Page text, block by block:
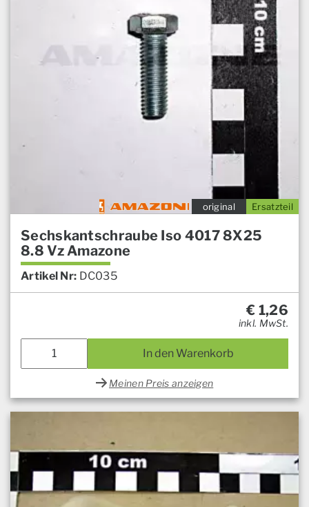
Ersatzteil
original
Sechskantschraube Iso 4017 8X25
8.8 Vz Amazone
Artikel Nr: DC035
€ 1,26
inkl. MwSt.
In den Warenkorb
Meinen Preis anzeigen